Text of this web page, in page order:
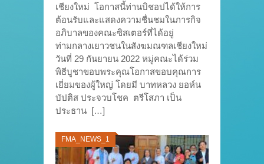
เชียงใหม่ โอกาสนี้ท่านบิชอปได้ให้การ
ต้อนรับและแสดงความชื่นชมในภารกิจ
อภิบาลของคณะซิสเตอร์ที่ได้อยู่
ท่ามกลางเยาวชนในสังฆมณฑลเชียงใหม่
วันที่ 29 กันยายน 2022 หมู่คณะได้ร่วม
พิธีบูชาขอบพระคุณโอกาสขอบคุณการ
เยี่ยมของผู้ใหญ่ โดยมี บาทหลวง ยอห์น
บัปติส ประจวบโชค ตรีโสภา เป็น
ประธาน […]
FMA_NEWS_1